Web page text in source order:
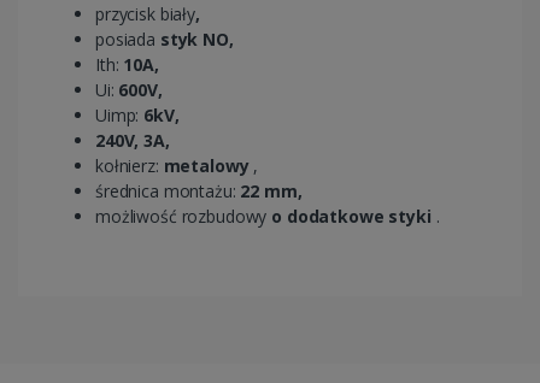
przycisk biały,
posiada styk NO,
Ith: 10A,
Ui: 600V,
Uimp: 6kV,
240V, 3A,
kołnierz: metalowy ,
średnica montażu: 22 mm,
możliwość rozbudowy o dodatkowe styki .